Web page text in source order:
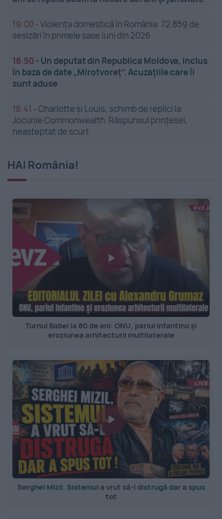
19:00 -Violența domestică în România: 72.859 de
sesizări în primele șase luni din 2026
18:50 - Un deputat din Republica Moldova, inclus
în baza de date „Mirotvoreț”. Acuzațiile care îi
sunt aduse
18:41 -Charlotte și Louis, schimb de replici la
Jocurile Commonwealth. Răspunsul prințesei,
neașteptat de scurt
HAI România!
Turnul Babel la 80 de ani: ONU, pariul Infantino și
eroziunea arhitecturii multilaterale
Serghei Mizil. Sistemul a vrut să-l distrugă dar a spus
tot